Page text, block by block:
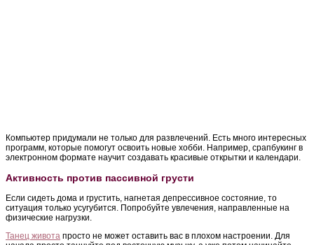
Компьютер придумали не только для развлечений. Есть много интересных
программ, которые помогут освоить новые хобби. Например, срапбукинг в
электронном формате научит создавать красивые открытки и календари.
Активность против пассивной грусти
Если сидеть дома и грустить, нагнетая депрессивное состояние, то
ситуация только усугубится. Попробуйте увлечения, направленные на
физические нагрузки.
Танец живота просто не может оставить вас в плохом настроении. Для